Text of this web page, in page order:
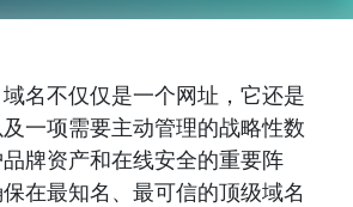
名不仅仅是一个网址，它还是
一项需要主动管理的战略性数
牌资产和在线安全的重要阵
在最知名、最可信的顶级域名